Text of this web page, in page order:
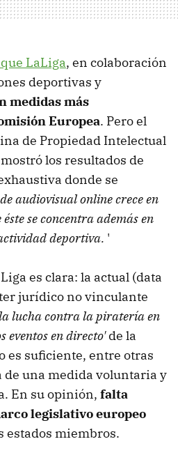
LaLiga, en colaboración
deportivas y
medidas más
Europea. Pero el
de Propiedad Intelectual
los resultados de
donde se
audiovisual online crece en
éste se concentra además en
deportiva. '
es clara: la actual (data
jurídico no vinculante
lucha contra la piratería en
eventos en directo'de la
es suficiente, entre otras
de una medida voluntaria y
En su opinión, falta
legislativo europeo
estados miembros.